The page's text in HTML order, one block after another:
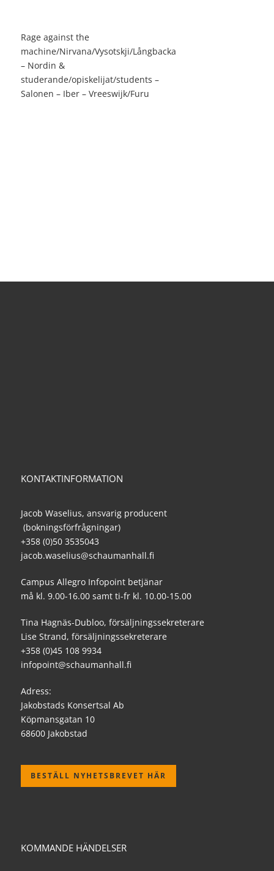
Rage against the
machine/Nirvana/Vysotskji/Långbacka
– Nordin &
studerande/opiskelijat/students –
Salonen – Iber – Vreeswijk/Furu
KONTAKTINFORMATION
Jacob Waselius, ansvarig producent
(bokningsförfrågningar)
+358 (0)50 3535043
jacob.waselius@schaumanhall.fi
Campus Allegro Infopoint betjänar
må kl. 9.00-16.00 samt ti-fr kl. 10.00-15.00
Tina Hagnäs-Dubloo, försäljningssekreterare
Lise Strand, försäljningssekreterare
+358 (0)45 108 9934
infopoint@schaumanhall.fi
Adress:
Jakobstads Konsertsal Ab
Köpmansgatan 10
68600 Jakobstad
BESTÄLL NYHETSBREVET HÄR
KOMMANDE HÄNDELSER